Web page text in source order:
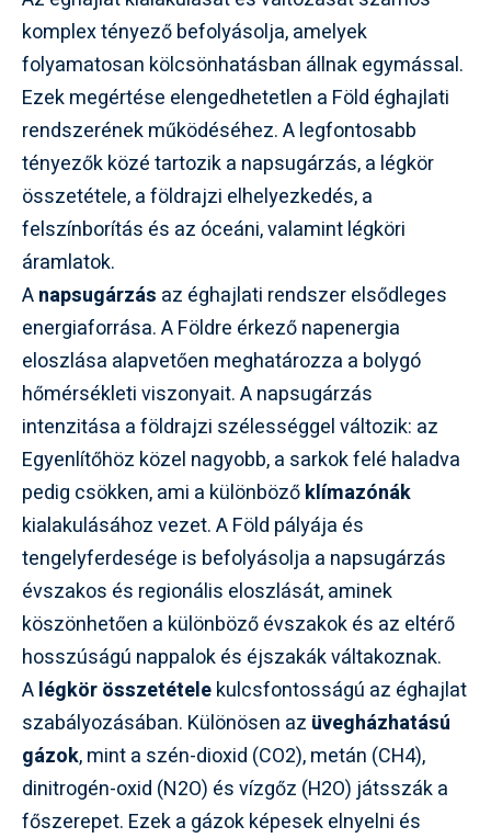
komplex tényező befolyásolja, amelyek
folyamatosan kölcsönhatásban állnak egymással.
Ezek megértése elengedhetetlen a Föld éghajlati
rendszerének működéséhez. A legfontosabb
tényezők közé tartozik a napsugárzás, a légkör
összetétele, a földrajzi elhelyezkedés, a
felszínborítás és az óceáni, valamint légköri
áramlatok.
Anapsugárzás az éghajlati rendszer elsődleges
energiaforrása. A Földre érkező napenergia
eloszlása alapvetően meghatározza a bolygó
hőmérsékleti viszonyait. A napsugárzás
intenzitása a földrajzi szélességgel változik: az
Egyenlítőhöz közel nagyobb, a sarkok felé haladva
pedig csökken, ami a különbözőklímazónák
kialakulásához vezet. A Föld pályája és
tengelyferdesége is befolyásolja a napsugárzás
évszakos és regionális eloszlását, aminek
köszönhetően a különböző évszakok és az eltérő
hosszúságú nappalok és éjszakák váltakoznak.
Alégkör összetételekulcsfontosságú az éghajlat
szabályozásában. Különösen az üvegházhatású
gázok, mint a szén-dioxid (CO2), metán (CH4),
dinitrogén-oxid (N2O) és vízgőz (H2O) játsszák a
főszerepet. Ezek a gázok képesek elnyelni és